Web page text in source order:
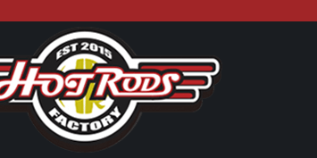
WORK
施工事例
Q&A
よくあるご質問
VOICE